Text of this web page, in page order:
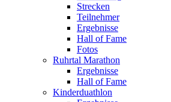
Strecken
Teilnehmer
Ergebnisse
Hall of Fame
Fotos
Ruhrtal Marathon
Ergebnisse
Hall of Fame
Kinderduathlon